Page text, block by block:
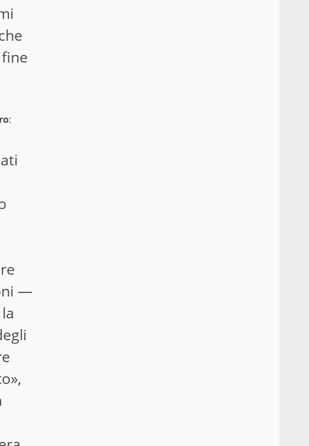
:
—